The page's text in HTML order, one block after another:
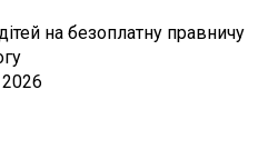
на безоплатну правничу